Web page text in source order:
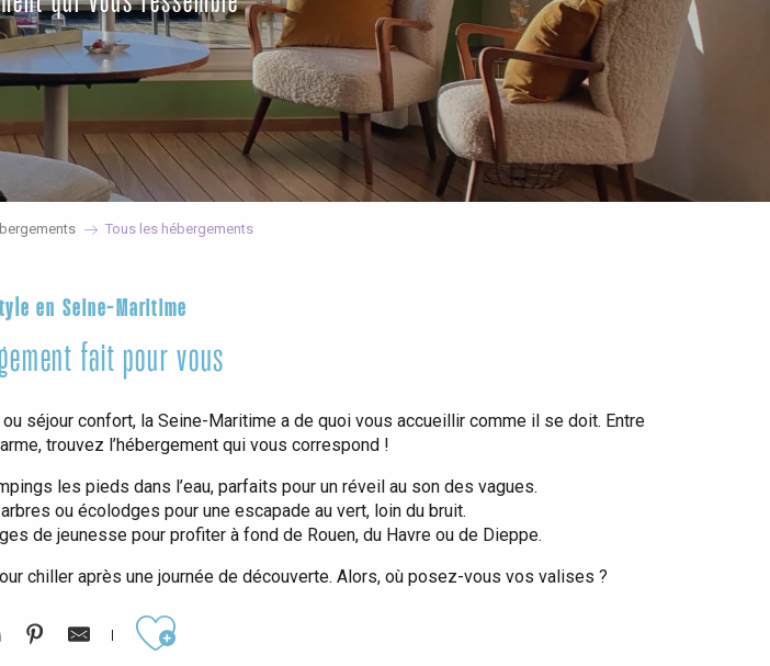
Tous les hébergements
en Seine-Maritime
fait pour vous
séjour confort, la Seine-Maritime a de quoi vous accueillir comme il se doit. Entre
trouvez l’hébergement qui vous correspond !
les pieds dans l’eau, parfaits pour un réveil au son des vagues.
ou écolodges pour une escapade au vert, loin du bruit.
de jeunesse pour profiter à fond de Rouen, du Havre ou de Dieppe.
chiller après une journée de découverte. Alors, où posez-vous vos valises ?